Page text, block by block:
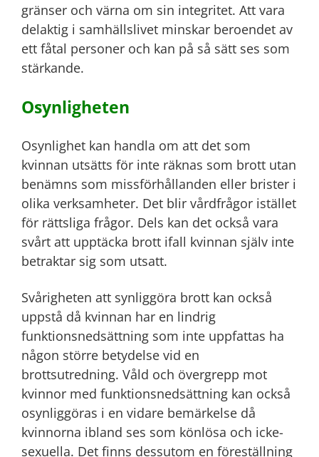
gränser och värna om sin integritet. Att vara
delaktig i samhällslivet minskar beroendet av
ett fåtal personer och kan på så sätt ses som
stärkande.
Osynligheten
Osynlighet kan handla om att det som
kvinnan utsätts för inte räknas som brott utan
benämns som missförhållanden eller brister i
olika verksamheter. Det blir vårdfrågor istället
för rättsliga frågor. Dels kan det också vara
svårt att upptäcka brott ifall kvinnan själv inte
betraktar sig som utsatt.
Svårigheten att synliggöra brott kan också
uppstå då kvinnan har en lindrig
funktionsnedsättning som inte uppfattas ha
någon större betydelse vid en
brottsutredning. Våld och övergrepp mot
kvinnor med funktionsnedsättning kan också
osynliggöras i en vidare bemärkelse då
kvinnorna ibland ses som könlösa och icke-
sexuella. Det finns dessutom en föreställning